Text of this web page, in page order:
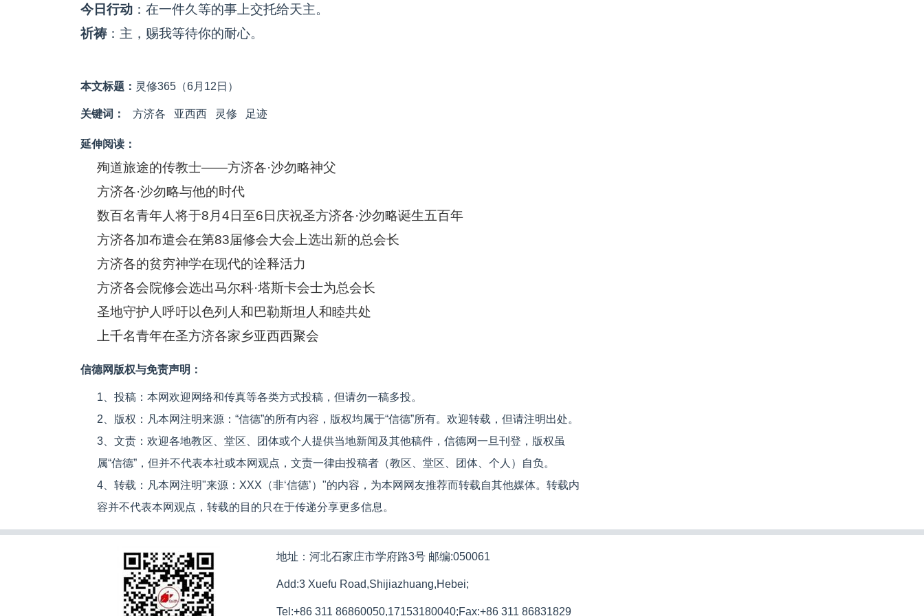
今日行动 ：在一件久等的事上交托给天主。
祈祷：主，赐我等待你的耐心。
本文标题： 灵修365（6月12日）
关键词： 方济各 亚西西 灵修 足迹
延伸阅读：
殉道旅途的传教士——方济各·沙勿略神父
方济各·沙勿略与他的时代
数百名青年人将于8月4日至6日庆祝圣方济各·沙勿略诞生五百年
方济各加布遣会在第83届修会大会上选出新的总会长
方济各的贫穷神学在现代的诠释活力
方济各会院修会选出马尔科·塔斯卡会士为总会长
圣地守护人呼吁以色列人和巴勒斯坦人和睦共处
上千名青年在圣方济各家乡亚西西聚会
信德网版权与免责声明：
1、投稿：本网欢迎网络和传真等各类方式投稿，但请勿一稿多投。
2、版权：凡本网注明来源：“信德”的所有内容，版权均属于“信德”所有。欢迎转载，但请注明出处。
3、文责：欢迎各地教区、堂区、团体或个人提供当地新闻及其他稿件，信德网一旦刊登，版权虽
属“信德”，但并不代表本社或本网观点，文责一律由投稿者（教区、堂区、团体、个人）自负。
4、转载：凡本网注明"来源：XXX（非‘信德’）"的内容，为本网网友推荐而转载自其他媒体。转载内
容并不代表本网观点，转载的目的只在于传递分享更多信息。
地址：河北石家庄市学府路3号 邮编:050061
Add:3 Xuefu Road,Shijiazhuang,Hebei;
Tel:+86 311 86860050,17153180040;Fax:+86 311 86831829